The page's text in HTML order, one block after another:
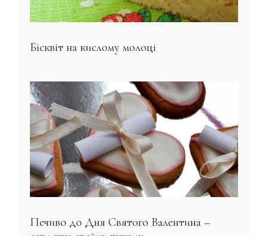
Бісквіт на кислому молоці
Печиво до Дня Святого Валентина –